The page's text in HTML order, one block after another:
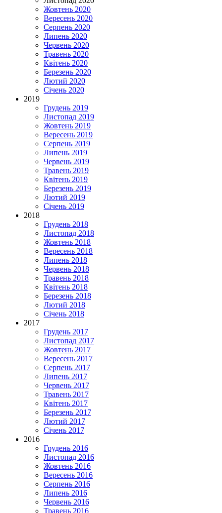
Жовтень 2020
Вересень 2020
Серпень 2020
Липень 2020
Червень 2020
Травень 2020
Квітень 2020
Березень 2020
Лютий 2020
Січень 2020
2019
Грудень 2019
Листопад 2019
Жовтень 2019
Вересень 2019
Серпень 2019
Липень 2019
Червень 2019
Травень 2019
Квітень 2019
Березень 2019
Лютий 2019
Січень 2019
2018
Грудень 2018
Листопад 2018
Жовтень 2018
Вересень 2018
Липень 2018
Червень 2018
Травень 2018
Квітень 2018
Березень 2018
Лютий 2018
Січень 2018
2017
Грудень 2017
Листопад 2017
Жовтень 2017
Вересень 2017
Серпень 2017
Липень 2017
Червень 2017
Травень 2017
Квітень 2017
Березень 2017
Лютий 2017
Січень 2017
2016
Грудень 2016
Листопад 2016
Жовтень 2016
Вересень 2016
Серпень 2016
Липень 2016
Червень 2016
Травень 2016